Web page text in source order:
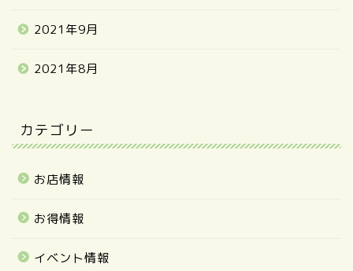
2021年9月
2021年8月
カテゴリー
お店情報
お得情報
イベント情報